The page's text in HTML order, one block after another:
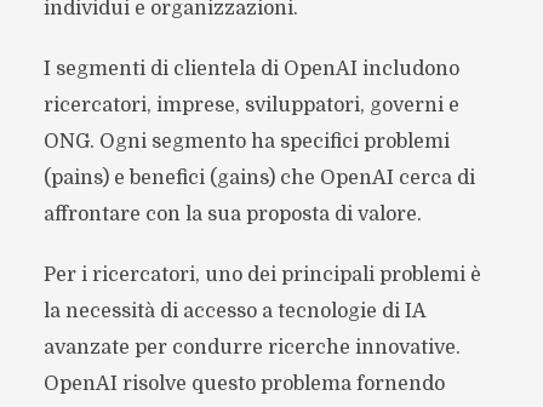
individui e organizzazioni.
I segmenti di clientela di OpenAI includono
ricercatori, imprese, sviluppatori, governi e
ONG. Ogni segmento ha specifici problemi
(pains) e benefici (gains) che OpenAI cerca di
affrontare con la sua proposta di valore.
Per i ricercatori, uno dei principali problemi è
la necessità di accesso a tecnologie di IA
avanzate per condurre ricerche innovative.
OpenAI risolve questo problema fornendo